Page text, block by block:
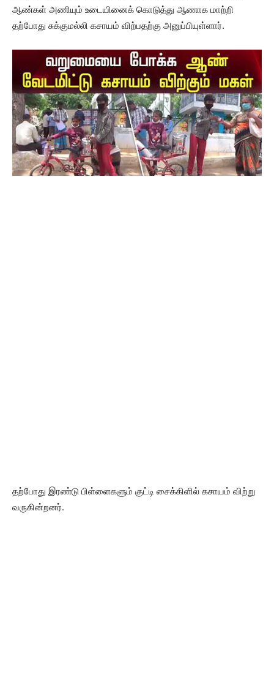
ஆண்கள் அணியும் உடையினைக் கொடுத்து ஆணாக மாற்றி
தற்போது சுக்குமல்லி கசாயம் விற்பதற்கு அனுப்பியுள்ளார்.
தற்போது இரண்டு பிள்ளைகளும் குட்டி சைக்கிளில் கசாயம் விற்று
வருகின்றனர்.